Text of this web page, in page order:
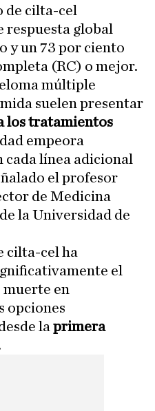
de cilta-cel
respuesta global
y un 73 por ciento
(RC) o mejor.
múltiple
suelen presentar
los tratamientos
empeora
línea adicional
el profesor
de Medicina
la Universidad de
cilta-cel ha
el
en
opciones
la primera